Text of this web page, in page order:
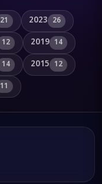
21 2023 26
12 2019 14
14 2015 12
11